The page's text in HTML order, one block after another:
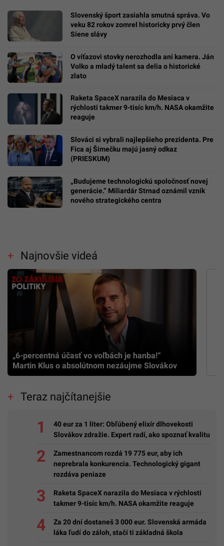
Slovenský šport zasiahla smutná správa. Vo
veku 82 rokov zomrel historicky prvý člen
Siene slávy
O víťazovi stovky nerozhodla ani kamera. Ján
Volko a mladý talent sa delia o historické
zlato
Raketa SpaceX narazila do Mesiaca v
rýchlosti takmer 9-tisíc km/h. NASA okamžite
reaguje
Slováci si vybrali najlepšieho prezidenta. Pre
Fica aj Šimečku majú jasný odkaz
(PRIESKUM)
„Budujeme technologickú spoločnosť novej
generácie.“ Miliardár Strnad oznámil vznik
nového strategického centra
Najnovšie videá
„6-percentná účasť vo voľbách je hanba!“
Martin Klus o absolútnom nezáujme Slovákov
Teraz najčítanejšie
40 eur za 1 liter: Obľúbený elixír dlhovekosti
Slovákov zdražie. Expert radí, ako spoznať kvalitu
Zamestnancom rozdá 19 775 eur, aby ich
neprebrala konkurencia. Technologický gigant
rozdáva peniaze
Raketa SpaceX narazila do Mesiaca v rýchlosti
takmer 9-tisíc km/h. NASA okamžite reaguje
Za 20 dní dostaneš 3 000 eur. Slovenská armáda
láka ľudí do záloh, stačí ti základná škola